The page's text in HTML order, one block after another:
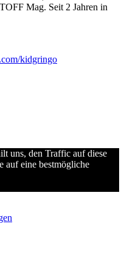
Mag. Seit 2 Jahren in
kidgringo
uns, den Traffic auf diese
auf eine bestmögliche